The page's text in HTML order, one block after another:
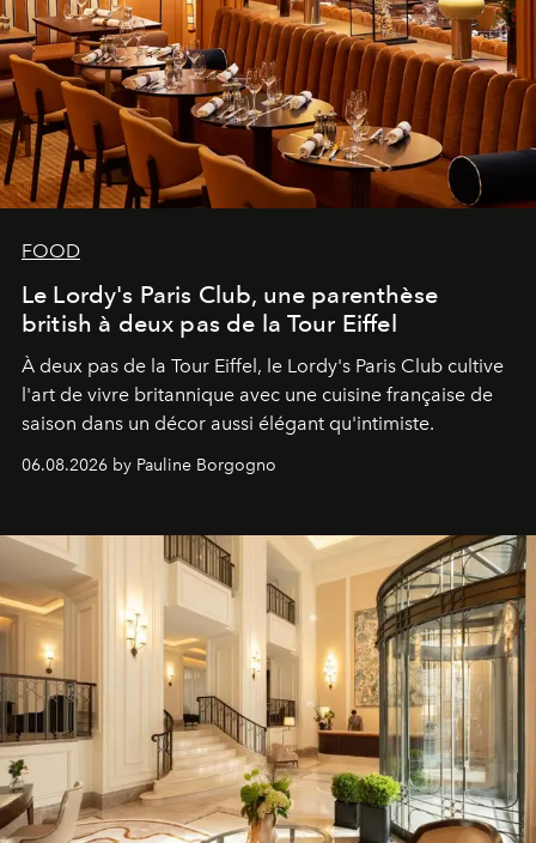
FOOD
Le Lordy's Paris Club, une parenthèse
british à deux pas de la Tour Eiffel
À deux pas de la Tour Eiffel, le Lordy's Paris Club cultive
l'art de vivre britannique avec une cuisine française de
saison dans un décor aussi élégant qu'intimiste.
06.08.2026 by Pauline Borgogno